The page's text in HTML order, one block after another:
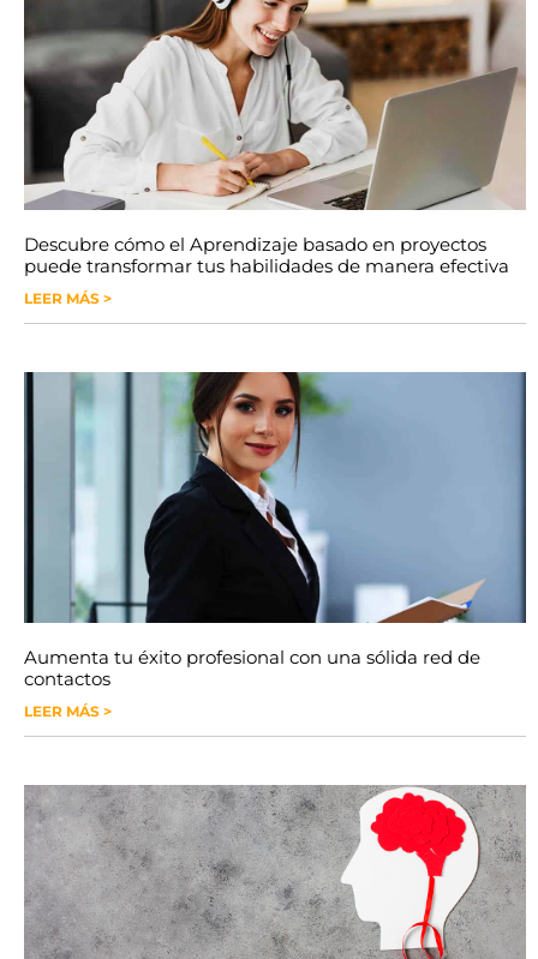
Descubre cómo el Aprendizaje basado en proyectos
puede transformar tus habilidades de manera efectiva
LEER MÁS >
Aumenta tu éxito profesional con una sólida red de
contactos
LEER MÁS >